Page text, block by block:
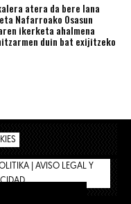
atera da bere lana
Nafarroako Osasun
ikerketa ahalmena
duin bat exijitzeko
| AVISO LEGAL Y